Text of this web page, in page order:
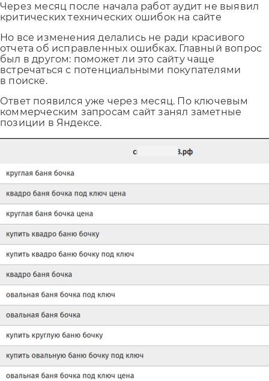
Через месяц после начала работ аудит не выявил
критических технических ошибок на сайте
Но все изменения делались не ради красивого
отчета об исправленных ошибках. Главный вопрос
был в другом: поможет ли это сайту чаще
встречаться с потенциальными покупателями
в поиске.
Ответ появился уже через месяц. По ключевым
коммерческим запросам сайт занял заметные
позиции в Яндексе.